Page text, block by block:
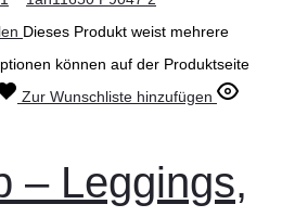
Dieses Produkt weist mehrere
können auf der Produktseite
Zur Wunschliste hinzufügen
– Leggings,